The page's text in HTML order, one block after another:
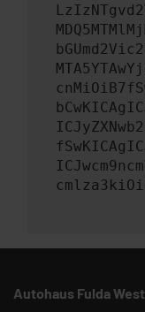
Autohaus Fulda West